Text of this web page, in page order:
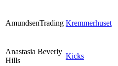
AmundsenTrading Kremmerhuset
Anastasia Beverly
Hills
Kicks